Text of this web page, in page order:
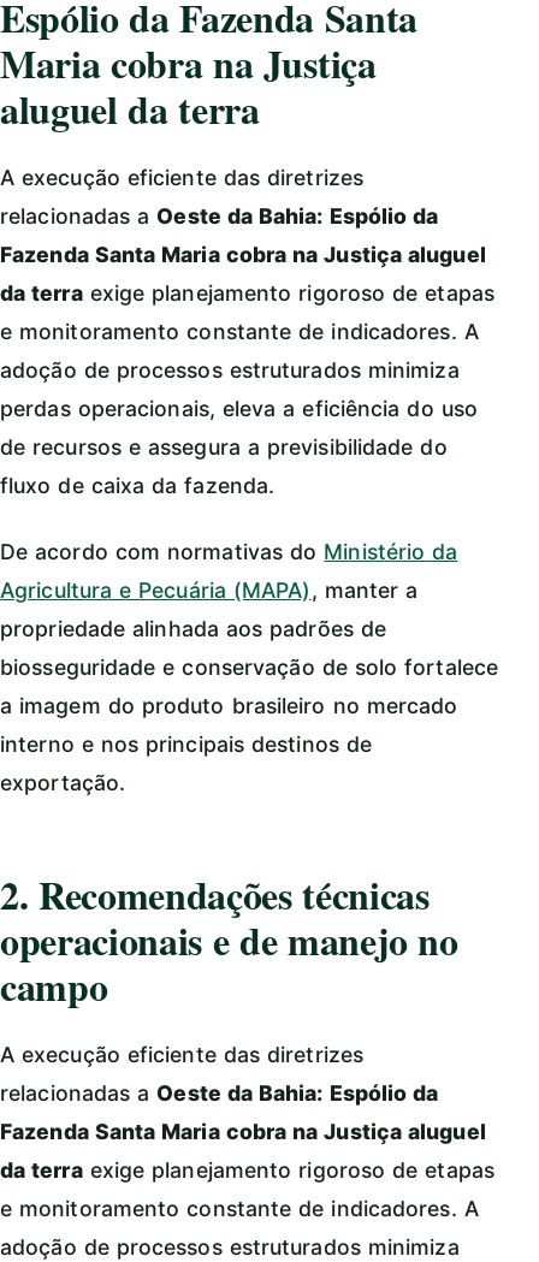
Espólio da Fazenda Santa
Maria cobra na Justiça
aluguel da terra
A execução eficiente das diretrizes
relacionadas aOeste da Bahia: Espólio da
Fazenda Santa Maria cobra na Justiça aluguel
da terraexige planejamento rigoroso de etapas
e monitoramento constante de indicadores. A
adoção de processos estruturados minimiza
perdas operacionais, eleva a eficiência do uso
de recursos e assegura a previsibilidade do
fluxo de caixa da fazenda.
De acordo com normativas do Ministério da
Agricultura e Pecuária (MAPA), manter a
propriedade alinhada aos padrões de
biosseguridade e conservação de solo fortalece
a imagem do produto brasileiro no mercado
interno e nos principais destinos de
exportação.
2. Recomendações técnicas
operacionais e de manejo no
campo
A execução eficiente das diretrizes
relacionadas aOeste da Bahia: Espólio da
Fazenda Santa Maria cobra na Justiça aluguel
da terraexige planejamento rigoroso de etapas
e monitoramento constante de indicadores. A
adoção de processos estruturados minimiza